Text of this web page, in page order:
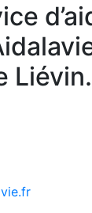
Liévin.